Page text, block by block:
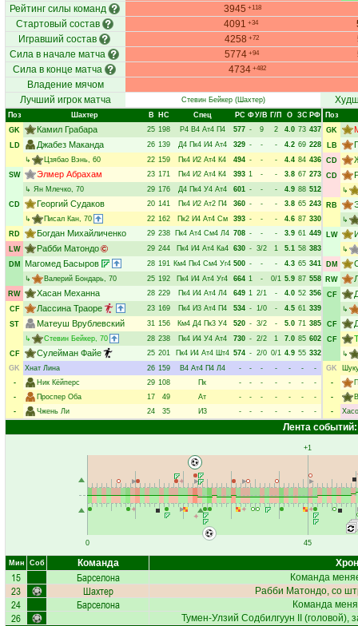
Рейтинг силы команд
3945 +118
Стартовый состав 4091 +34
Игравший состав
4258 +72
Сила в начале матча
5774 +94
Сила в конце матча
4734 +482
Владение мячом
Лучший игрок матча
Стевин Бейкер(Шахтер)
Поз Шахтер В НC Спец РC ФУ/В Г/П О ЗС РФ
GK
Камил Грабара 25 198 Р4 В4 Ат4 П4 577 - 9 2 4.0 73 437
LD
Джабез Маканда 26 139 Д4 Пк4 И4 Ат4 329 - - - 4.2 69 228
↳
Цзябао Вэнь, 60 22 159 Пк4 И2 Ат4 К4 494 - - - 4.4 84 436
SW
Элмер Абрахам 23 171 Пк4 И2 Ат4 К4 393 1 - - 3.8 67 273
↳ Ян Млечко, 70 29 176 Д4 Пк4 У4 Ат4 601 - - - 4.9 88 512
CD
Георгий Судаков 20 141 Пк4 И2 Ат2 П4 360 - - - 3.8 65 243
↳
Писал Кан, 70 22 162 Пк2 И4 Ат4 См 393 - - - 4.6 87 330
RD
Богдан Михайличенко 29 238 Пк4 Ат4 См4 Л4 708 - - - 3.9 61 449
LW
Рабби Матондо 29 244 Пк4 И4 Ат4 Ка4 630 - 3/2 1 5.1 58 383
DM
Магомед Басыров 28 191 Км4 Пк4 См4 Уг4 500 - - - 4.3 65 341
↳
Валерий Бондарь, 70 25 192 Пк4 И4 Ат4 Уг4 664 1 - 0/1 5.9 87 558
RW
Хасан Механна 28 229 Пк4 И4 Ат4 Л4 649 1 2/1 - 4.0 52 356
CF
Лассина Траоре 23 169 Пк4 И3 Ат4 П4 534 - 1/0 - 4.5 61 339
ST
Матеуш Врублевский 31 156 Км4 Д4 Пк3 У4 520 - 3/2 - 5.0 71 385
↳
Стевин Бейкер, 70 28 238 Пк4 И4 У4 Ат4 730 - 2/2 1 7.0 85 602
CF
Сулейман Файе 25 201 Пк4 И4 Ат4 Шт4 574 - 2/0 0/1 4.9 55 332
GK
Хнат Лина 26 159 В4 Ат4 П4 Л4 - - - - - -
-
-
Ник Кёйперс 29 108 Пк - - - - - -
-
-
Проспер Оба 17 49 Ат - - - - - -
-
-
Чжень Ли 24 35 И3 - - - - - - -
Поз
GK
LB
CD
CD
↳
RB
↳
LW
↳
DM
RW
CF
↳
CF
CF
↳
GK
-
-
-
Лента событий:
0
+1
45
Мин Соб Команда
15 Барселона Команда
23 Шахтер Рабби Матондо, со
24 Барселона Команда
26 Тумен-Улзий Содбилгуун II (головой),